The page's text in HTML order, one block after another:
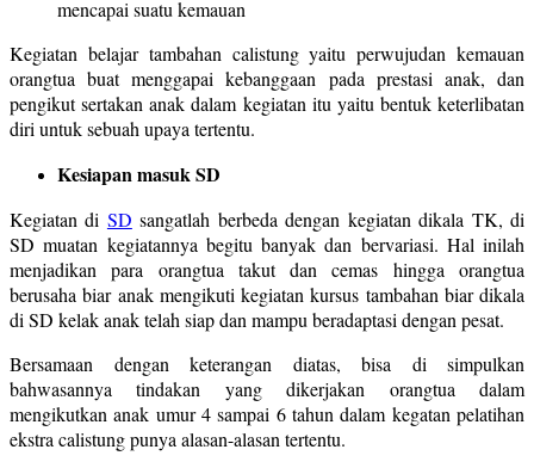
mencapai suatu kemauan
Kegiatan belajar tambahan calistung yaitu perwujudan kemauan
orangtua buat menggapai kebanggaan pada prestasi anak, dan
pengikut sertakan anak dalam kegiatan itu yaitu bentuk keterlibatan
diri untuk sebuah upaya tertentu.
Kesiapan masuk SD
Kegiatan di SD sangatlah berbeda dengan kegiatan dikala TK, di
SD muatan kegiatannya begitu banyak dan bervariasi. Hal inilah
menjadikan para orangtua takut dan cemas hingga orangtua
berusaha biar anak mengikuti kegiatan kursus tambahan biar dikala
di SD kelak anak telah siap dan mampu beradaptasi dengan pesat.
Bersamaan dengan keterangan diatas, bisa di simpulkan
bahwasannya tindakan yang dikerjakan orangtua dalam
mengikutkan anak umur 4 sampai 6 tahun dalam kegatan pelatihan
ekstra calistung punya alasan-alasan tertentu.